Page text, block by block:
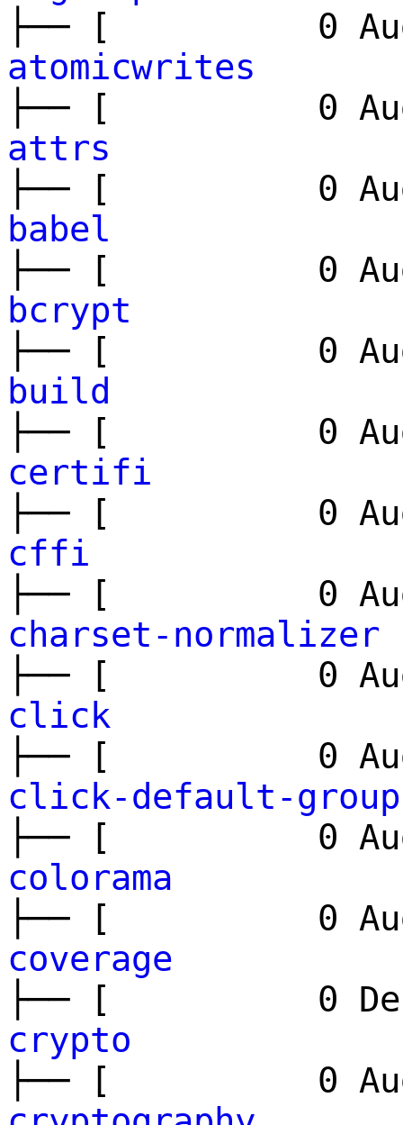
├── [ 0
atomicwrites
├── [ 0
attrs
├── [ 0
babel
├── [ 0
bcrypt
├── [ 0
build
├── [ 0
certifi
├── [ 0
cffi
├── [ 0
charset-normalizer
├── [ 0
click
├── [ 0
click-default-group
├── [ 0
colorama
├── [ 0
coverage
├── [ 0
crypto
├── [ 0